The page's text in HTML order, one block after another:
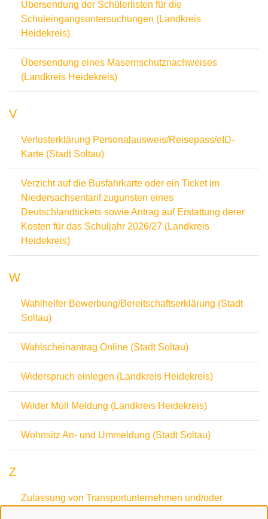
Übersendung der Schülerlisten für die
Schuleingangsuntersuchungen (Landkreis
Heidekreis)
Übersendung eines Masernschutznachweises
(Landkreis Heidekreis)
V
Verlusterklärung Personalausweis/Reisepass/eID-
Karte (Stadt Soltau)
Verzicht auf die Busfahrkarte oder ein Ticket im
Niedersachsentarif zugunsten eines
Deutschlandtickets sowie Antrag auf Erstattung derer
Kosten für das Schuljahr 2026/27 (Landkreis
Heidekreis)
W
Wahlhelfer Bewerbung/Bereitschaftserklärung (Stadt
Soltau)
Wahlscheinantrag Online (Stadt Soltau)
Widerspruch einlegen (Landkreis Heidekreis)
Wilder Müll Meldung (Landkreis Heidekreis)
Wohnsitz An- und Ummeldung (Stadt Soltau)
Z
Zulassung von Transportunternehmen und/oder